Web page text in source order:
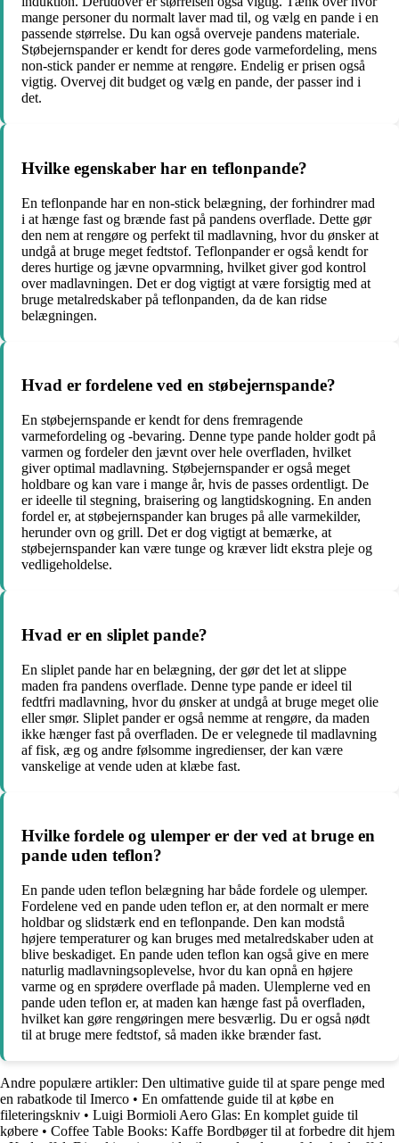
mange personer du normalt laver mad til, og vælg en pande i en
passende størrelse. Du kan også overveje pandens materiale.
Støbejernspander er kendt for deres gode varmefordeling, mens
non-stick pander er nemme at rengøre. Endelig er prisen også
vigtig. Overvej dit budget og vælg en pande, der passer ind i
det.
Hvilke egenskaber har en teflonpande?
En teflonpande har en non-stick belægning, der forhindrer mad
i at hænge fast og brænde fast på pandens overflade. Dette gør
den nem at rengøre og perfekt til madlavning, hvor du ønsker at
undgå at bruge meget fedtstof. Teflonpander er også kendt for
deres hurtige og jævne opvarmning, hvilket giver god kontrol
over madlavningen. Det er dog vigtigt at være forsigtig med at
bruge metalredskaber på teflonpanden, da de kan ridse
belægningen.
Hvad er fordelene ved en støbejernspande?
En støbejernspande er kendt for dens fremragende
varmefordeling og -bevaring. Denne type pande holder godt på
varmen og fordeler den jævnt over hele overfladen, hvilket
giver optimal madlavning. Støbejernspander er også meget
holdbare og kan vare i mange år, hvis de passes ordentligt. De
er ideelle til stegning, braisering og langtidskogning. En anden
fordel er, at støbejernspander kan bruges på alle varmekilder,
herunder ovn og grill. Det er dog vigtigt at bemærke, at
støbejernspander kan være tunge og kræver lidt ekstra pleje og
vedligeholdelse.
Hvad er en sliplet pande?
En sliplet pande har en belægning, der gør det let at slippe
maden fra pandens overflade. Denne type pande er ideel til
fedtfri madlavning, hvor du ønsker at undgå at bruge meget olie
eller smør. Sliplet pander er også nemme at rengøre, da maden
ikke hænger fast på overfladen. De er velegnede til madlavning
af fisk, æg og andre følsomme ingredienser, der kan være
vanskelige at vende uden at klæbe fast.
Hvilke fordele og ulemper er der ved at bruge en
pande uden teflon?
En pande uden teflon belægning har både fordele og ulemper.
Fordelene ved en pande uden teflon er, at den normalt er mere
holdbar og slidstærk end en teflonpande. Den kan modstå
højere temperaturer og kan bruges med metalredskaber uden at
blive beskadiget. En pande uden teflon kan også give en mere
naturlig madlavningsoplevelse, hvor du kan opnå en højere
varme og en sprødere overflade på maden. Ulemplerne ved en
pande uden teflon er, at maden kan hænge fast på overfladen,
hvilket kan gøre rengøringen mere besværlig. Du er også nødt
til at bruge mere fedtstof, så maden ikke brænder fast.
Andre populære artikler: Den ultimative guide til at spare penge med
en rabatkode til Imerco • En omfattende guide til at købe en
fileteringskniv • Luigi Bormioli Aero Glas: En komplet guide til
købere • Coffee Table Books: Kaffe Bordbøger til at forbedre dit hjem